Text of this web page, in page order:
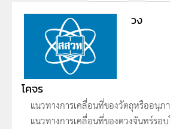
วง
โคจร
แนวทางการเคลื่อนที่ของวัตถุหรืออนุภ
แนวทางการเคลื่อนที่ของดวงจันทร์รอ